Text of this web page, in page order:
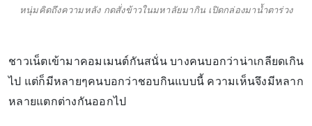
หนุ่มคิดถึงความหลัง กดสั่งข้าวในมหาลัยมากิน เปิดกล่องมาน้ำตาร่วง
ชาวเน็ตเข้ามาคอมเมนต์กันสนั่น บางคนบอกว่าน่าเกลียดเกิน
ไป แต่ก็มีหลายๆคนบอกว่าชอบกินแบบนี้ ความเห็นจึงมีหลาก
หลายแตกต่างกันออกไป